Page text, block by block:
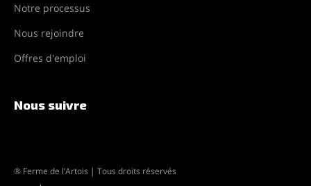
Notre processus
Nous rejoindre
Offres d'emploi
Nous suivre
® Ferme de l’Artois | Tous droits réservés